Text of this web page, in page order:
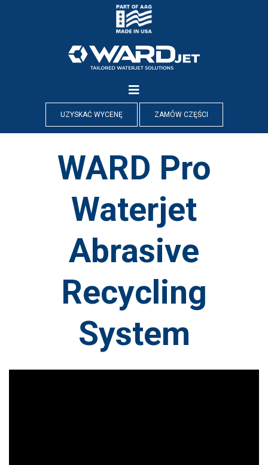
UZYSKAĆ WYCENĘ ZAMÓW CZĘŚCI
WARD Pro
Waterjet
Abrasive
Recycling
System